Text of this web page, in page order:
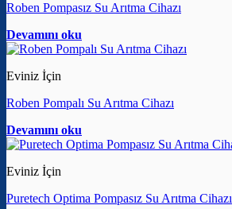
Roben Pompasız Su Arıtma Cihazı
Devamını oku
Eviniz İçin
Roben Pompalı Su Arıtma Cihazı
Devamını oku
Eviniz İçin
Puretech Optima Pompasız Su Arıtma Cihazı